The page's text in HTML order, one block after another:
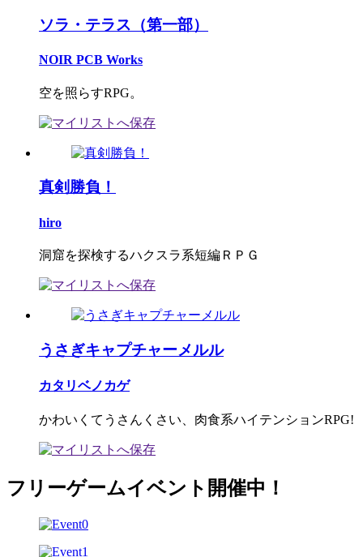
ソラ・テラス（第一部）
NOIR PCB Works
空を照らすRPG。
真剣勝負！
hiro
洞窟を探検するハクスラ系短編ＲＰＧ
うさぎキャプチャーメルル
カタリベノカゲ
かわいくてうさんくさい、肉食系ハイテンションRPG!
フリーゲームイベント開催中！